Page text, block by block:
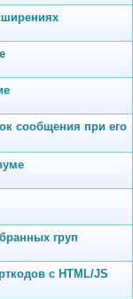
сообщения при его
груп
с HTML/JS